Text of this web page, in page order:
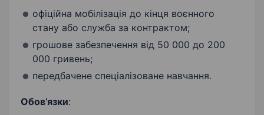
офіційна мобілізація до кінця воєнного
стану або служба за контрактом;
грошове забезпечення від 50 000 до 200
000 гривень;
передбачене спеціалізоване навчання.
Обов’язки: